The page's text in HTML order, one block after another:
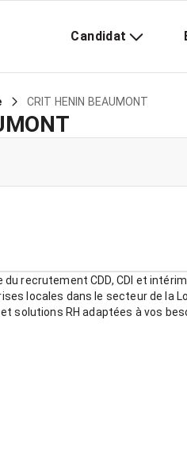
Candidat
CRIT HENIN BEAUMONT
recrutement CDD, CDI et
locales dans le secteur de la
solutions RH adaptées à vos